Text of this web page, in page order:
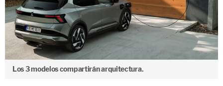
Los 3 modelos compartirán arquitectura.